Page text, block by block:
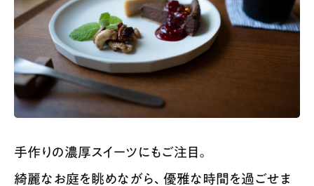
手作りの濃厚スイーツにもご注目。
綺麗なお庭を眺めながら、優雅な時間を過ごせま